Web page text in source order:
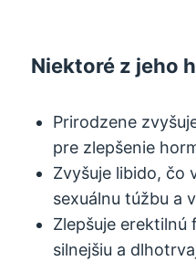
Niektoré z jeho
Prirodzene
pre zlepšenie
Zvyšuje libido, čo
sexuálnu túžbu a
Zlepšuje erektilnú
silnejšiu a